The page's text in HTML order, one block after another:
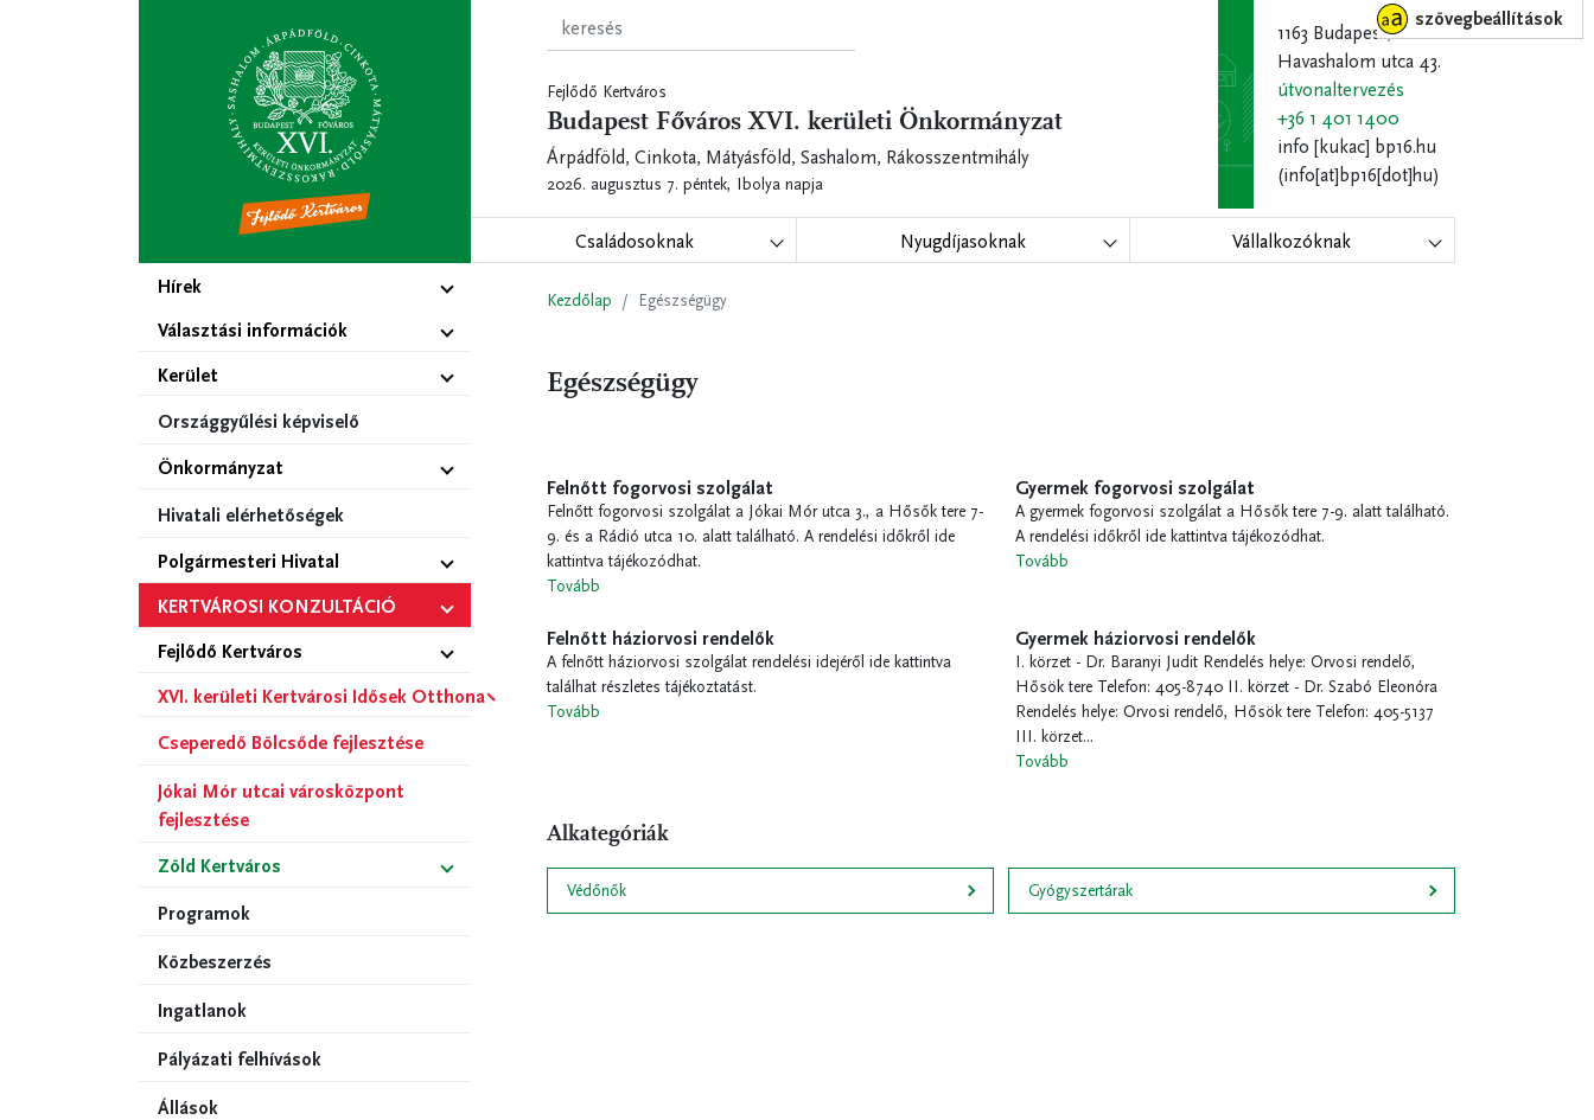
szövegbeállítások
Fejlődő Kertváros
Budapest Főváros XVI. kerületi Önkormányzat
Árpádföld, Cinkota, Mátyásföld, Sashalom, Rákosszentmihály
2026. augusztus 7. péntek, Ibolya napja
1163 Budapest,
Havashalom utca 43.
útvonaltervezés
+36 1 401 1400
info [kukac] bp16.hu
(info[at]bp16[dot]hu)
Családosoknak Nyugdíjasoknak
Vállalkozóknak
Hírek
Választási információk
Kerület
Országgyűlési képviselő
Önkormányzat
Hivatali elérhetőségek
Polgármesteri Hivatal
KERTVÁROSI KONZULTÁCIÓ
Fejlődő Kertváros
XVI. kerületi Kertvárosi Idősek Otthona
Cseperedő Bölcsőde fejlesztése
Jókai Mór utcai városközpont
fejlesztése
Zöld Kertváros
Programok
Közbeszerzés
Ingatlanok
Pályázati felhívások
Állások
Kezdőlap Egészségügy
Egészségügy
Felnőtt fogorvosi szolgálat
Felnőtt fogorvosi szolgálat a Jókai Mór utca 3., a Hősők tere 7-
9. és a Rádió utca 10. alatt található. A rendelési időkről ide
kattintva tájékozódhat.
Tovább
Gyermek fogorvosi szolgálat
A gyermek fogorvosi szolgálat a Hősők tere 7-9. alatt található.
A rendelési időkről ide kattintva tájékozódhat.
Tovább
Felnőtt háziorvosi rendelők
A felnőtt háziorvosi szolgálat rendelési idejéről ide kattintva
találhat részletes tájékoztatást.
Tovább
Gyermek háziorvosi rendelők
I. körzet - Dr. Baranyi Judit Rendelés helye: Orvosi rendelő,
Hősök tere Telefon: 405-8740 II. körzet - Dr. Szabó Eleonóra
Rendelés helye: Orvosi rendelő, Hősök tere Telefon: 405-5137
III. körzet...
Tovább
Alkategóriák
Védőnők Gyógyszertárak